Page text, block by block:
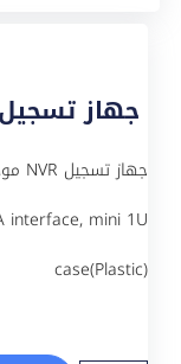
interface, mini 1U
case(Plastic)